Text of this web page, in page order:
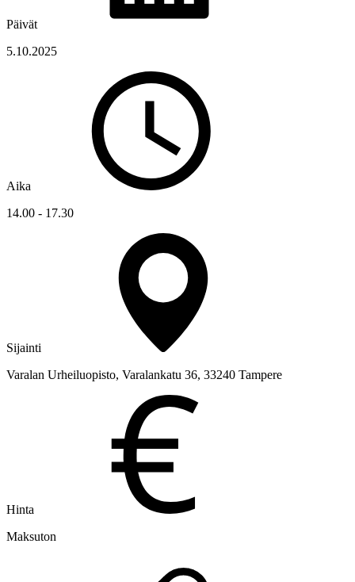
Päivät
5.10.2025
Aika
14.00 - 17.30
Sijainti
Varalan Urheiluopisto, Varalankatu 36, 33240 Tampere
Hinta
Maksuton